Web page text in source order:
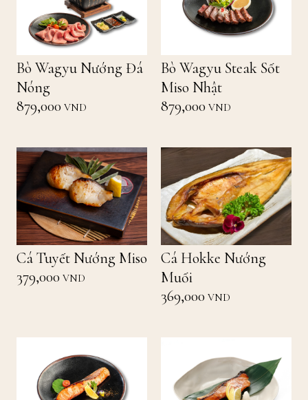
Bò Wagyu Nướng Đá
Nóng
879,000 VND
Bò Wagyu Steak Sốt
Miso Nhật
879,000 VND
Cá Tuyết Nướng Miso
379,000 VND
Cá Hokke Nướng
Muối
369,000 VND